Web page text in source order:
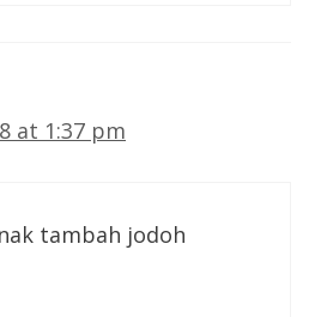
at 1:37 pm
tambah jodoh